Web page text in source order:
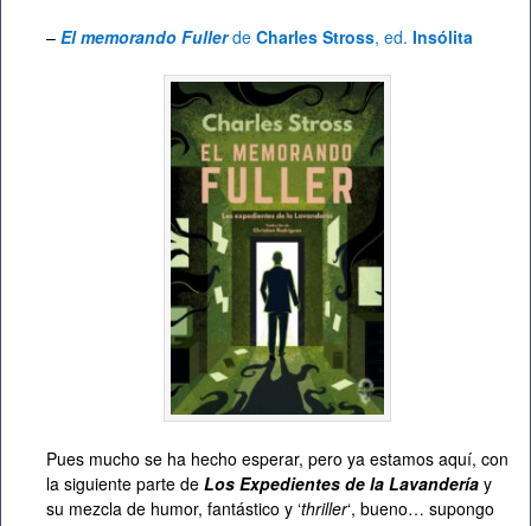
– El memorando Fullerde Charles Stross, ed. Insólita
Pues mucho se ha hecho esperar, pero ya estamos aquí, con
la siguiente parte de Los Expedientes de la Lavandería y
su mezcla de humor, fantástico y ‘thriller‘, bueno… supongo